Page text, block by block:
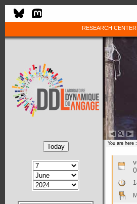
RESEARCH CENTER
You are here :